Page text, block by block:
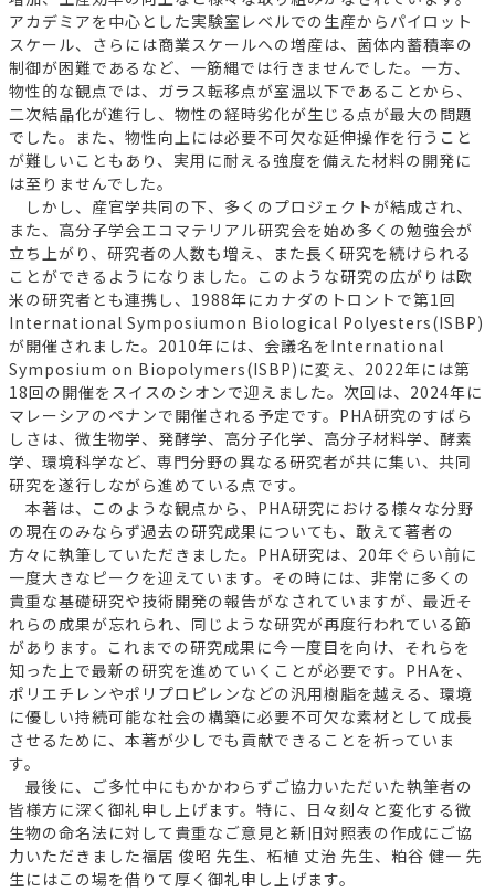
アカデミアを中心とした実験室レベルでの生産からパイロット
スケール、さらには商業スケールへの増産は、菌体内蓄積率の
制御が困難であるなど、一筋縄では行きませんでした。一方、
物性的な観点では、ガラス転移点が室温以下であることから、
二次結晶化が進行し、物性の経時劣化が生じる点が最大の問題
でした。また、物性向上には必要不可欠な延伸操作を行うこと
が難しいこともあり、実用に耐える強度を備えた材料の開発に
は至りませんでした。
しかし、産官学共同の下、多くのプロジェクトが結成され、
また、高分子学会エコマテリアル研究会を始め多くの勉強会が
立ち上がり、研究者の人数も増え、また長く研究を続けられる
ことができるようになりました。このような研究の広がりは欧
米の研究者とも連携し、1988年にカナダのトロントで第1回
International Symposiumon Biological Polyesters(ISBP)
が開催されました。2010年には、会議名をInternational
Symposium on Biopolymers(ISBP)に変え、2022年には第
18回の開催をスイスのシオンで迎えました。次回は、2024年に
マレーシアのペナンで開催される予定です。PHA研究のすばら
しさは、微生物学、発酵学、高分子化学、高分子材料学、酵素
学、環境科学など、専門分野の異なる研究者が共に集い、共同
研究を遂行しながら進めている点です。
本著は、このような観点から、PHA研究における様々な分野
の現在のみならず過去の研究成果についても、敢えて著者の
方々に執筆していただきました。PHA研究は、20年ぐらい前に
一度大きなピークを迎えています。その時には、非常に多くの
貴重な基礎研究や技術開発の報告がなされていますが、最近そ
れらの成果が忘れられ、同じような研究が再度行われている節
があります。これまでの研究成果に今一度目を向け、それらを
知った上で最新の研究を進めていくことが必要です。PHAを、
ポリエチレンやポリプロピレンなどの汎用樹脂を越える、環境
に優しい持続可能な社会の構築に必要不可欠な素材として成長
させるために、本著が少しでも貢献できることを祈っていま
す。
最後に、ご多忙中にもかかわらずご協力いただいた執筆者の
皆様方に深く御礼申し上げます。特に、日々刻々と変化する微
生物の命名法に対して貴重なご意見と新旧対照表の作成にご協
力いただきました福居 俊昭 先生、柘植 丈治 先生、粕谷 健一 先
生にはこの場を借りて厚く御礼申し上げます。